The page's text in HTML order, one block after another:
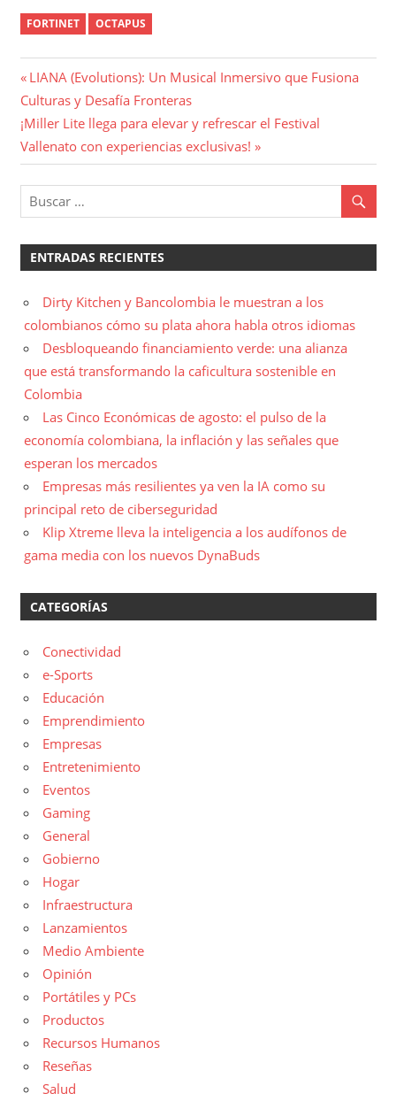
FORTINET OCTAPUS
Navegación
de
entradas
Entrada
anterior:
LIANA (Evolutions): Un Musical Inmersivo que Fusiona
Culturas y Desafía Fronteras
Entrada
siguiente:
¡Miller Lite llega para elevar y refrescar el Festival
Vallenato con experiencias exclusivas!
ENTRADAS RECIENTES
Dirty Kitchen y Bancolombia le muestran a los
colombianos cómo su plata ahora habla otros idiomas
Desbloqueando financiamiento verde: una alianza
que está transformando la caficultura sostenible en
Colombia
Las Cinco Económicas de agosto: el pulso de la
economía colombiana, la inflación y las señales que
esperan los mercados
Empresas más resilientes ya ven la IA como su
principal reto de ciberseguridad
Klip Xtreme lleva la inteligencia a los audífonos de
gama media con los nuevos DynaBuds
CATEGORÍAS
Conectividad
e-Sports
Educación
Emprendimiento
Empresas
Entretenimiento
Eventos
Gaming
General
Gobierno
Hogar
Infraestructura
Lanzamientos
Medio Ambiente
Opinión
Portátiles y PCs
Productos
Recursos Humanos
Reseñas
Salud